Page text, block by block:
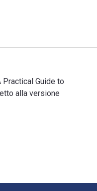
Guide to
alla versione